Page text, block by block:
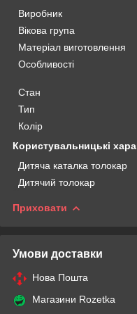
Виробник
Вікова група
Матеріал виготовлення
Особливості
Стан
Тип
Колір
Користувальницькі
Дитяча каталка толокар
Дитячий толокар
Приховати
Умови доставки
Нова Пошта
Магазини Rozetka